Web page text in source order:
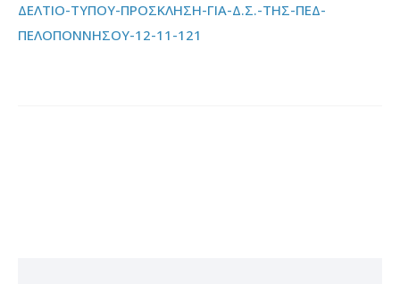
ΔΕΛΤΙΟ-ΤΥΠΟΥ-ΠΡΟΣΚΛΗΣΗ-ΓΙΑ-Δ.Σ.-ΤΗΣ-ΠΕΔ-
ΠΕΛΟΠΟΝΝΗΣΟΥ-12-11-121